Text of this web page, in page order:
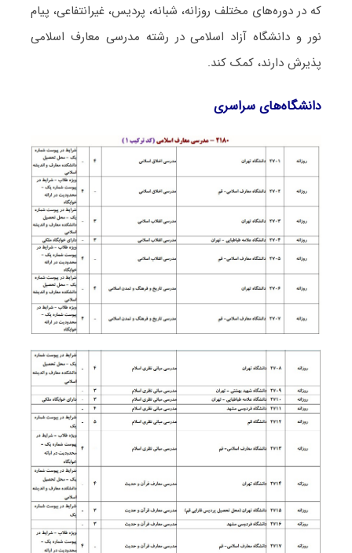
که در دوره‌های مختلف روزانه، شبانه، پردیس، غیرانتفاعی، پیام
نور و دانشگاه آزاد اﺳﻼمی در رشته ﻣﺪرسی ﻣﻌﺎرف اﺳﻼمی
پذیرش دارند، کمک کند.
دانشگاه‌های سراسری